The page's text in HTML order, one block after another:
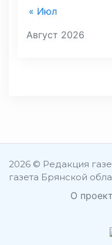
Август 2026
« Июл
2026 © Редакция
газета Брянской
О